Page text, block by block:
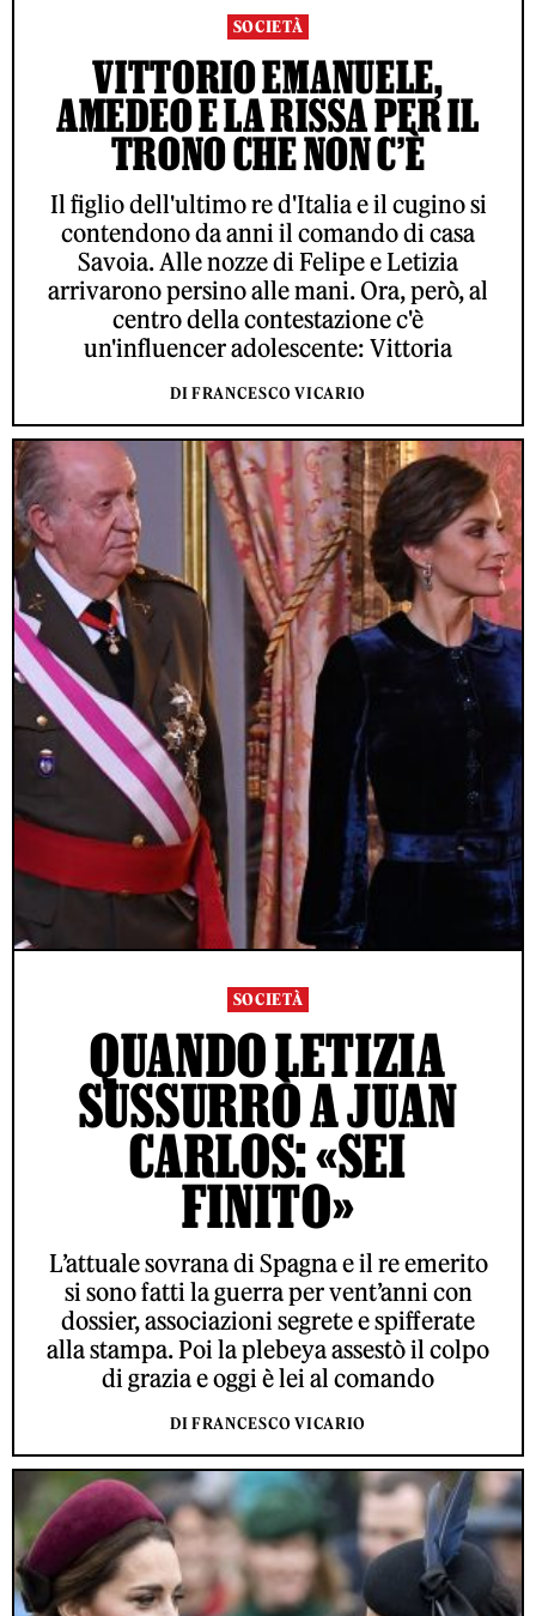
SOCIETÀ
VITTORIO EMANUELE,
AMEDEO E LA RISSA PER IL
TRONO CHE NON C’È
Il figlio dell'ultimo re d'Italia e il cugino si
contendono da anni il comando di casa
Savoia. Alle nozze di Felipe e Letizia
arrivarono persino alle mani. Ora, però, al
centro della contestazione c'è
un'influencer adolescente: Vittoria
DI FRANCESCO VICARIO
SOCIETÀ
QUANDO LETIZIA
SUSSURRÒ A JUAN
CARLOS: «SEI
FINITO»
L’attuale sovrana di Spagna e il re emerito
si sono fatti la guerra per vent’anni con
dossier, associazioni segrete e spifferate
alla stampa. Poi la plebeya assestò il colpo
di grazia e oggi è lei al comando
DI FRANCESCO VICARIO